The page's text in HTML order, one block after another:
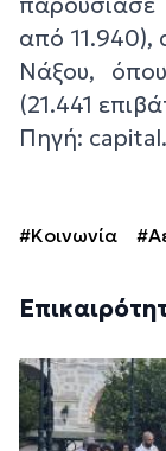
από 11.940),
Νάξου,
(21.441
Πηγή:
#Κοινωνία